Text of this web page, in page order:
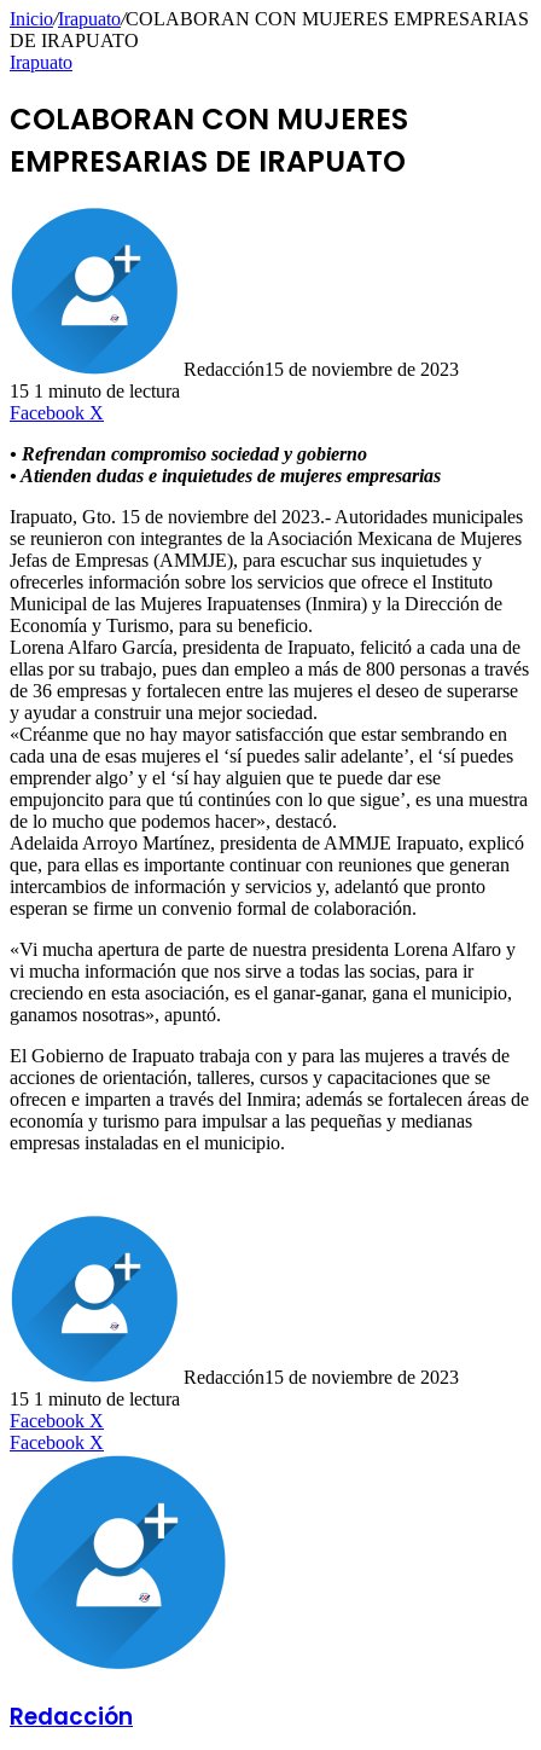
Inicio/Irapuato/COLABORAN CON MUJERES EMPRESARIAS
DE IRAPUATO
Irapuato
COLABORAN CON MUJERES
EMPRESARIAS DE IRAPUATO
Redacción15 de noviembre de 2023
15 1 minuto de lectura
Facebook X
• Refrendan compromiso sociedad y gobierno
• Atienden dudas e inquietudes de mujeres empresarias
Irapuato, Gto. 15 de noviembre del 2023.- Autoridades municipales
se reunieron con integrantes de la Asociación Mexicana de Mujeres
Jefas de Empresas (AMMJE), para escuchar sus inquietudes y
ofrecerles información sobre los servicios que ofrece el Instituto
Municipal de las Mujeres Irapuatenses (Inmira) y la Dirección de
Economía y Turismo, para su beneficio.
Lorena Alfaro García, presidenta de Irapuato, felicitó a cada una de
ellas por su trabajo, pues dan empleo a más de 800 personas a través
de 36 empresas y fortalecen entre las mujeres el deseo de superarse
y ayudar a construir una mejor sociedad.
«Créanme que no hay mayor satisfacción que estar sembrando en
cada una de esas mujeres el ‘sí puedes salir adelante’, el ‘sí puedes
emprender algo’ y el ‘sí hay alguien que te puede dar ese
empujoncito para que tú continúes con lo que sigue’, es una muestra
de lo mucho que podemos hacer», destacó.
Adelaida Arroyo Martínez, presidenta de AMMJE Irapuato, explicó
que, para ellas es importante continuar con reuniones que generan
intercambios de información y servicios y, adelantó que pronto
esperan se firme un convenio formal de colaboración.
«Vi mucha apertura de parte de nuestra presidenta Lorena Alfaro y
vi mucha información que nos sirve a todas las socias, para ir
creciendo en esta asociación, es el ganar-ganar, gana el municipio,
ganamos nosotras», apuntó.
El Gobierno de Irapuato trabaja con y para las mujeres a través de
acciones de orientación, talleres, cursos y capacitaciones que se
ofrecen e imparten a través del Inmira; además se fortalecen áreas de
economía y turismo para impulsar a las pequeñas y medianas
empresas instaladas en el municipio.
Redacción15 de noviembre de 2023
15 1 minuto de lectura
Facebook X
Facebook X
por
electrónico
Redacción